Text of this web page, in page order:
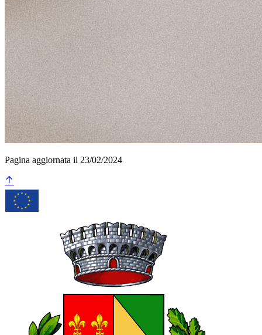
Pagina aggiornata il 23/02/2024